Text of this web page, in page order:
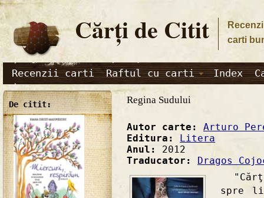
Cărţi de Citit
carti
Recenzii carti Raftul cu carti Index
De citit: Regina Sudului
Autor carte: Arturo
Editura: Litera
Anul: 2012
Traducator: Dragos
spre